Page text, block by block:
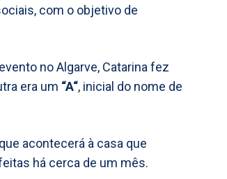
com o objetivo de
no Algarve, Catarina fez
era um “A“, inicial do nome de
acontecerá à casa que
há cerca de um mês.